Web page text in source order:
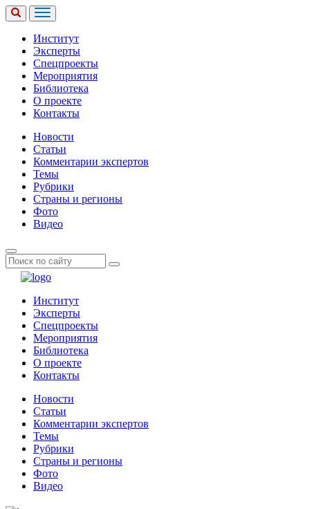
Институт
Эксперты
Спецпроекты
Мероприятия
Библиотека
О проекте
Контакты
Новости
Статьи
Комментарии экспертов
Темы
Рубрики
Страны и регионы
Фото
Видео
Институт
Эксперты
Спецпроекты
Мероприятия
Библиотека
О проекте
Контакты
Новости
Статьи
Комментарии экспертов
Темы
Рубрики
Страны и регионы
Фото
Видео